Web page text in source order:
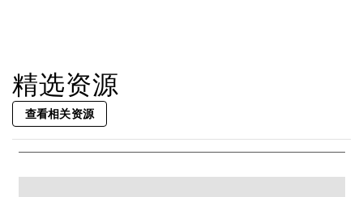
精选资源
查看相关资源